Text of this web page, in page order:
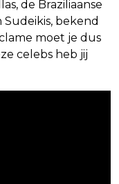
de Braziliaanse
bekend
moet je dus
celebs heb jij